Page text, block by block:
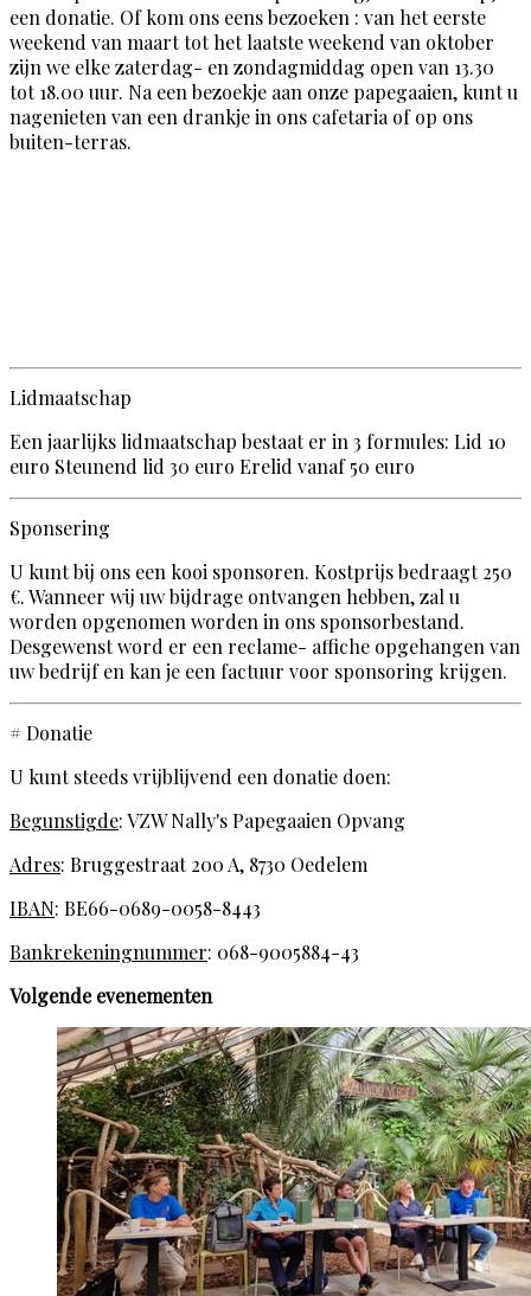
een donatie. Of kom ons eens bezoeken : van het eerste
weekend van maart tot het laatste weekend van oktober
zijn we elke zaterdag- en zondagmiddag open van 13.30
tot 18.00 uur. Na een bezoekje aan onze papegaaien, kunt u
nagenieten van een drankje in ons cafetaria of op ons
buiten-terras.
Lidmaatschap
Een jaarlijks lidmaatschap bestaat er in 3 formules: Lid 10
euro Steunend lid 30 euro Erelid vanaf 50 euro
Sponsering
U kunt bij ons een kooi sponsoren. Kostprijs bedraagt 250
€. Wanneer wij uw bijdrage ontvangen hebben, zal u
worden opgenomen worden in ons sponsorbestand.
Desgewenst word er een reclame- affiche opgehangen van
uw bedrijf en kan je een factuur voor sponsoring krijgen.
# Donatie
U kunt steeds vrijblijvend een donatie doen:
Begunstigde: VZW Nally's Papegaaien Opvang
Adres: Bruggestraat 200 A, 8730 Oedelem
IBAN: BE66-0689-0058-8443
Bankrekeningnummer: 068-9005884-43
Volgende evenementen